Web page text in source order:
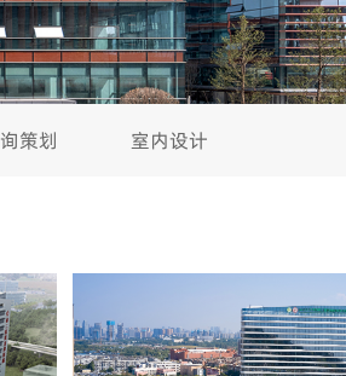
策划 室内设计